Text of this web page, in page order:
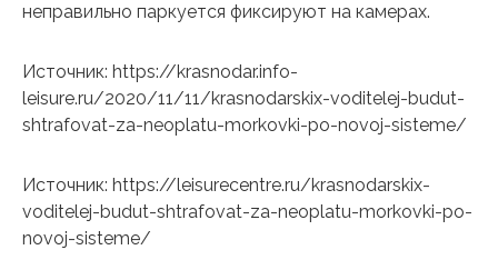
неправильно паркуется фиксируют на камерах.
Источник: https://krasnodar.info-
leisure.ru/2020/11/11/krasnodarskix-voditelej-budut-
shtrafovat-za-neoplatu-morkovki-po-novoj-sisteme/
Источник: https://leisurecentre.ru/krasnodarskix-
voditelej-budut-shtrafovat-za-neoplatu-morkovki-po-
novoj-sisteme/